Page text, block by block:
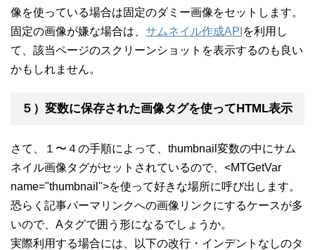
像を使っている場合は固定のダミー画像をセットします。
固定の画像が嫌な場合は、 サムネイル作成API を利用し
て、該当ページのスクリーンショットを表示するのも良い
かもしれません。
５）変数に保存された画像タグを使ってHTML表示
さて、１〜４の手順によって、thumbnail変数の中にサム
ネイル画像タグがセットされているので、<MTGetVar
name="thumbnail">を使って好きな場所に呼び出します。
恐らく記事パーマリンクへの画像リンクにするケースが多
いので、Aタグで囲う形になるでしょうか。
実際利用する場合には、以下の改行・インデントなしのタ